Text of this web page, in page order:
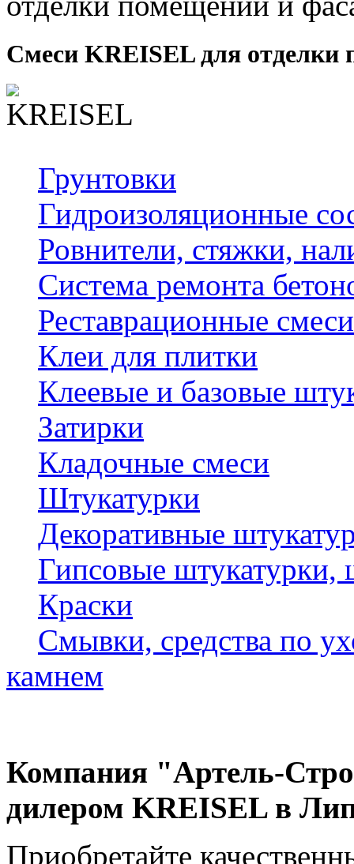
Смеси KREISEL для отделки
Грунтовки
Гидроизоляционные
Ровнители, стяжки,
Cистема ремонта
Реставрационные смеси
Клеи для плитки
Клеевые и базовые
Затирки
Кладочные смеси
Штукатурки
Декоративные
Гипсовые штукатурки,
Краски
Смывки, средства по
камнем
Компания "Артель-
дилером KREISEL в
Приобретайте